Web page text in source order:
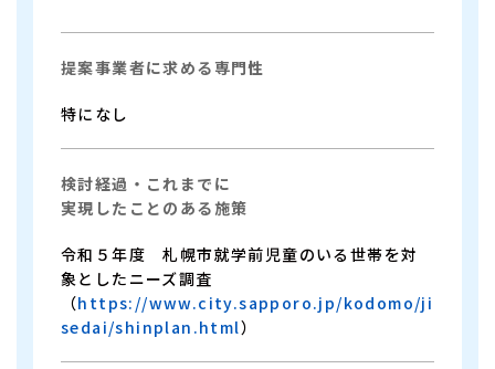
提案事業者に求める専門性
特になし
検討経過・これまでに
実現したことのある施策
令和５年度 札幌市就学前児童のいる世帯を対
象としたニーズ調査
（https://www.city.sapporo.jp/kodomo/ji
sedai/shinplan.html）